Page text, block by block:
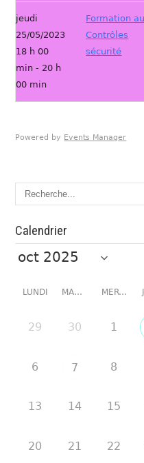
jeudi
25/05/2023
18 h 00
min - 20 h
00 min
Formation
Contrôles
sécurité
Powered by Events Manager
Calendrier
LUNDI MARDI MERCREDI
29 30 1
6 7 8
13 14 15
20 21 22